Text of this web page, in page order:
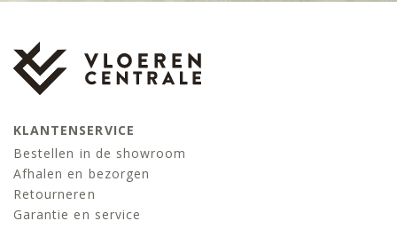
KLANTENSERVICE
Bestellen in de showroom
Afhalen en bezorgen
Retourneren
Garantie en service